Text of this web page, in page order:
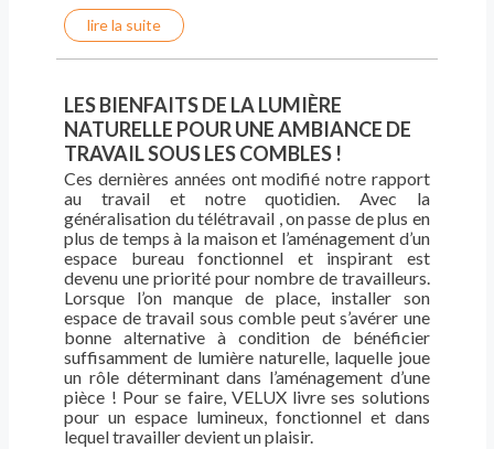
lire la suite
LES BIENFAITS DE LA LUMIÈRE
NATURELLE POUR UNE AMBIANCE DE
TRAVAIL SOUS LES COMBLES !
Ces dernières années ont modifié notre rapport
au travail et notre quotidien. Avec la
généralisation du télétravail , on passe de plus en
plus de temps à la maison et l’aménagement d’un
espace bureau fonctionnel et inspirant est
devenu une priorité pour nombre de travailleurs.
Lorsque l’on manque de place, installer son
espace de travail sous comble peut s’avérer une
bonne alternative à condition de bénéficier
suffisamment de lumière naturelle, laquelle joue
un rôle déterminant dans l’aménagement d’une
pièce ! Pour se faire, VELUX livre ses solutions
pour un espace lumineux, fonctionnel et dans
lequel travailler devient un plaisir.